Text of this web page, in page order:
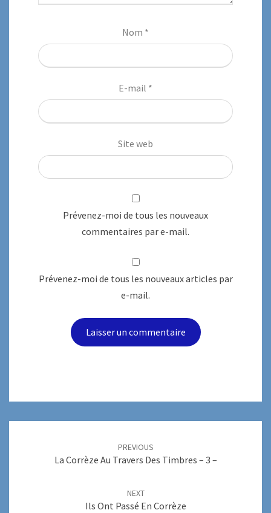
Nom *
E-mail *
Site web
Prévenez-moi de tous les nouveaux
commentaires par e-mail.
Prévenez-moi de tous les nouveaux articles par
e-mail.
PREVIOUS
La Corrèze Au Travers Des Timbres – 3 –
NEXT
Ils Ont Passé En Corrèze